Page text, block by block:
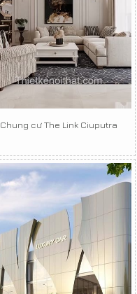
Chung cư The Link Ciuputra